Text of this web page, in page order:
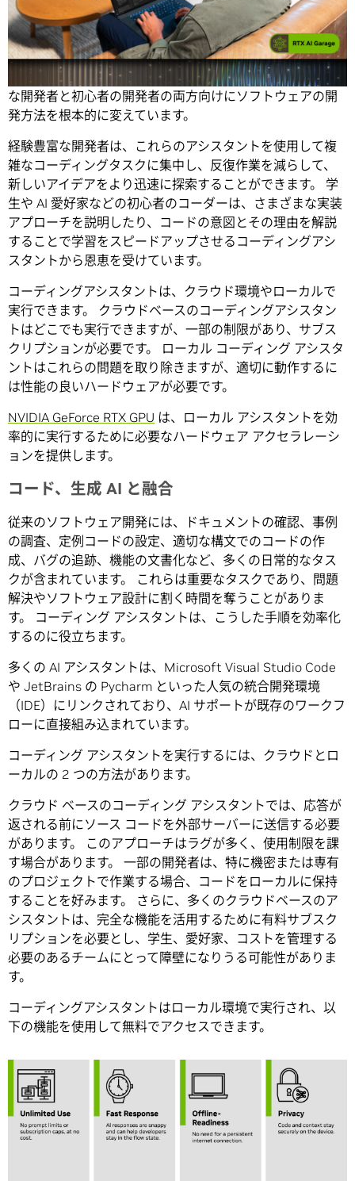
AI を活用したコーディングアシスタントや Copilot は、コ
ードの提案、説明、デバッグをすることができ、経験豊富
な開発者と初心者の開発者の両方向けにソフトウェアの開
発方法を根本的に変えています。
経験豊富な開発者は、これらのアシスタントを使用して複
雑なコーディングタスクに集中し、反復作業を減らして、
新しいアイデアをより迅速に探索することができます。 学
生や AI 愛好家などの初心者のコーダーは、さまざまな実装
アプローチを説明したり、コードの意図とその理由を解説
することで学習をスピードアップさせるコーディングアシ
スタントから恩恵を受けています。
コーディングアシスタントは、クラウド環境やローカルで
実行できます。 クラウドベースのコーディングアシスタン
トはどこでも実行できますが、一部の制限があり、サブス
クリプションが必要です。 ローカル コーディング アシスタ
ントはこれらの問題を取り除きますが、適切に動作するに
は性能の良いハードウェアが必要です。
NVIDIA GeForce RTX GPU は、ローカル アシスタントを効
率的に実行するために必要なハードウェア アクセラレーシ
ョンを提供します。
コード、生成 AI と融合
従来のソフトウェア開発には、ドキュメントの確認、事例
の調査、定例コードの設定、適切な構文でのコードの作
成、バグの追跡、機能の文書化など、多くの日常的なタス
クが含まれています。 これらは重要なタスクであり、問題
解決やソフトウェア設計に割く時間を奪うことがありま
す。 コーディング アシスタントは、こうした手順を効率化
するのに役立ちます。
多くの AI アシスタントは、Microsoft Visual Studio Code
や JetBrains の Pycharm といった人気の統合開発環境
（IDE）にリンクされており、AI サポートが既存のワークフ
ローに直接組み込まれています。
コーディング アシスタントを実行するには、クラウドとロ
ーカルの 2 つの方法があります。
クラウド ベースのコーディング アシスタントでは、応答が
返される前にソース コードを外部サーバーに送信する必要
があります。 このアプローチはラグが多く、使用制限を課
す場合があります。 一部の開発者は、特に機密または専有
のプロジェクトで作業する場合、コードをローカルに保持
することを好みます。 さらに、多くのクラウドベースのア
シスタントは、完全な機能を活用するために有料サブスク
リプションを必要とし、学生、愛好家、コストを管理する
必要のあるチームにとって障壁になりうる可能性がありま
す。
コーディングアシスタントはローカル環境で実行され、以
下の機能を使用して無料でアクセスできます。